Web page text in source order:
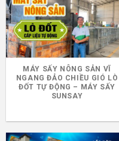
MÁY SẤY NÔNG SẢN VĨ
NGANG ĐẢO CHIỀU GIÓ LÒ
ĐỐT TỰ ĐỘNG – MÁY SẤY
SUNSAY